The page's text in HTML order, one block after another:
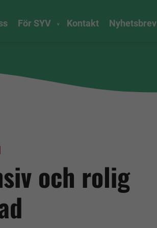
För SYV Kontakt Nyhetsbrev
och rolig